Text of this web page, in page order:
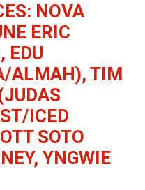
NOVA
ERIC
EDU
ALMAH), TIM
ICED
SOTO
YNGWIE